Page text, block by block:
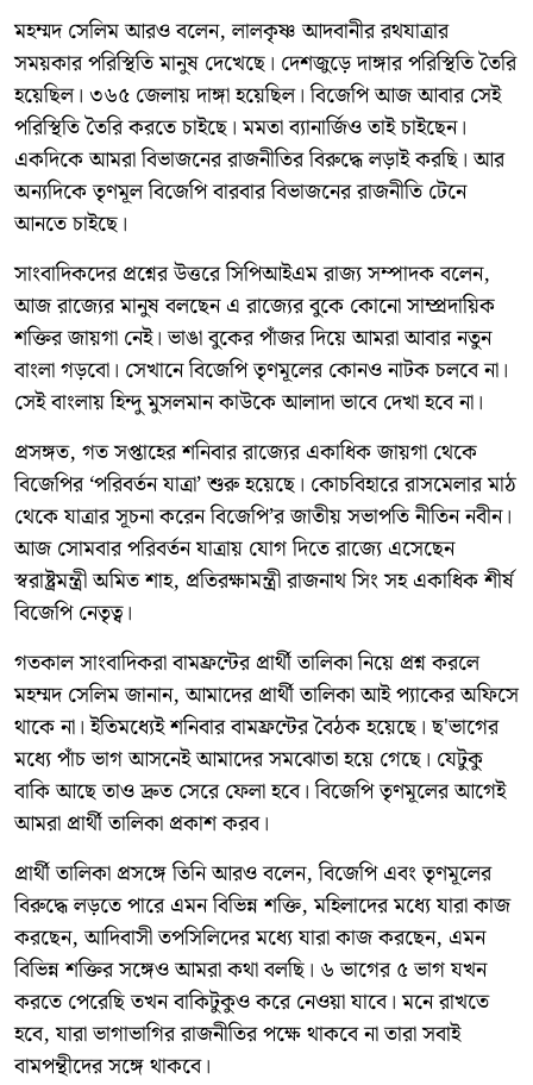
মহম্মদ সেলিম আরও বলেন, লালকৃষ্ণ আদবানীর রথযাত্রার
সময়কার পরিস্থিতি মানুষ দেখেছে। দেশজুড়ে দাঙ্গার পরিস্থিতি তৈরি
হয়েছিল। ৩৬৫ জেলায় দাঙ্গা হয়েছিল। বিজেপি আজ আবার সেই
পরিস্থিতি তৈরি করতে চাইছে। মমতা ব্যানার্জিও তাই চাইছেন।
একদিকে আমরা বিভাজনের রাজনীতির বিরুদ্ধে লড়াই করছি। আর
অন্যদিকে তৃণমূল বিজেপি বারবার বিভাজনের রাজনীতি টেনে
আনতে চাইছে।
সাংবাদিকদের প্রশ্নের উত্তরে সিপিআইএম রাজ্য সম্পাদক বলেন,
আজ রাজ্যের মানুষ বলছেন এ রাজ্যের বুকে কোনো সাম্প্রদায়িক
শক্তির জায়গা নেই। ভাঙা বুকের পাঁজর দিয়ে আমরা আবার নতুন
বাংলা গড়বো। সেখানে বিজেপি তৃণমূলের কোনও নাটক চলবে না।
সেই বাংলায় হিন্দু মুসলমান কাউকে আলাদা ভাবে দেখা হবে না।
প্রসঙ্গত, গত সপ্তাহের শনিবার রাজ্যের একাধিক জায়গা থেকে
বিজেপির ‘পরিবর্তন যাত্রা’ শুরু হয়েছে। কোচবিহারে রাসমেলার মাঠ
থেকে যাত্রার সূচনা করেন বিজেপি’র জাতীয় সভাপতি নীতিন নবীন।
আজ সোমবার পরিবর্তন যাত্রায় যোগ দিতে রাজ্যে এসেছেন
স্বরাষ্ট্রমন্ত্রী অমিত শাহ, প্রতিরক্ষামন্ত্রী রাজনাথ সিং সহ একাধিক শীর্ষ
বিজেপি নেতৃত্ব।
গতকাল সাংবাদিকরা বামফ্রন্টের প্রার্থী তালিকা নিয়ে প্রশ্ন করলে
মহম্মদ সেলিম জানান, আমাদের প্রার্থী তালিকা আই প্যাকের অফিসে
থাকে না। ইতিমধ্যেই শনিবার বামফ্রন্টের বৈঠক হয়েছে। ছ'ভাগের
মধ্যে পাঁচ ভাগ আসনেই আমাদের সমঝোতা হয়ে গেছে। যেটুকু
বাকি আছে তাও দ্রুত সেরে ফেলা হবে। বিজেপি তৃণমূলের আগেই
আমরা প্রার্থী তালিকা প্রকাশ করব।
প্রার্থী তালিকা প্রসঙ্গে তিনি আরও বলেন, বিজেপি এবং তৃণমূলের
বিরুদ্ধে লড়তে পারে এমন বিভিন্ন শক্তি, মহিলাদের মধ্যে যারা কাজ
করছেন, আদিবাসী তপসিলিদের মধ্যে যারা কাজ করছেন, এমন
বিভিন্ন শক্তির সঙ্গেও আমরা কথা বলছি। ৬ ভাগের ৫ ভাগ যখন
করতে পেরেছি তখন বাকিটুকুও করে নেওয়া যাবে। মনে রাখতে
হবে, যারা ভাগাভাগির রাজনীতির পক্ষে থাকবে না তারা সবাই
বামপন্থীদের সঙ্গে থাকবে।